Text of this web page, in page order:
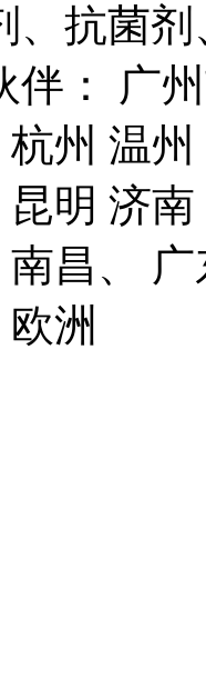
、抗菌
伴： 广
州 温
明 济
昌、
洲